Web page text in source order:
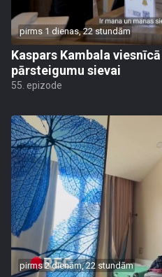
pirms 1 dienas, 22 stundām
Kaspars Kambala
pārsteigumu sievai
55. epizode
pirms 2 dienām, 22 stundām